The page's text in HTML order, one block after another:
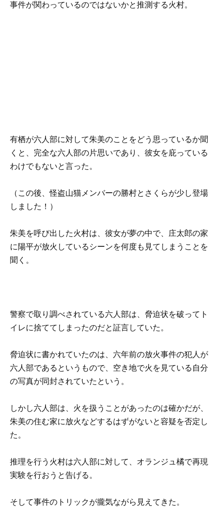
事件が関わっているのではないかと推測する火村。
有栖が六人部に対して朱美のことをどう思っているか聞
くと、完全な六人部の片思いであり、彼女を庇っている
わけでもないと言った。
（この後、怪盗山猫 メンバーの勝村とさくらが少し登場
しました！）
朱美を呼び出した火村は、彼女が夢の中で、庄太郎の家
に陽平が放火しているシーンを何度も見てしまうことを
聞く。
警察で取り調べされている六人部は、脅迫状を破ってト
イレに捨ててしまったのだと証言していた。
脅迫状に書かれていたのは、六年前の放火事件の犯人が
六人部であるというもので、空き地で火を見ている自分
の写真が同封されていたという。
しかし六人部は、火を扱うことがあったのは確かだが、
朱美の住む家に放火などするはずがないと容疑を否定し
た。
推理を行う火村は六人部に対して、オランジュ橘で再現
実験を行おうと告げる。
そして事件のトリックが朧気ながら見えてきた。